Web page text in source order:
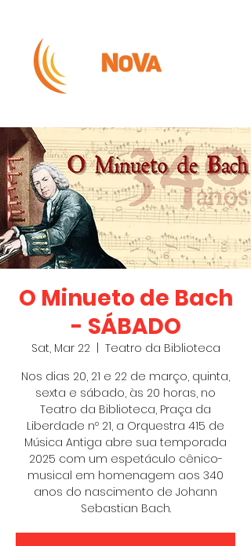
O Minueto de Bach
- SÁBADO
Sat, Mar 22
  |
Teatro da Biblioteca
Nos dias 20, 21 e 22 de março, quinta,
sexta e sábado, às 20 horas, no
Teatro da Biblioteca, Praça da
Liberdade nº 21, a Orquestra 415 de
Música Antiga abre sua temporada
2025 com um espetáculo cênico-
musical em homenagem aos 340
anos do nascimento de Johann
Sebastian Bach.